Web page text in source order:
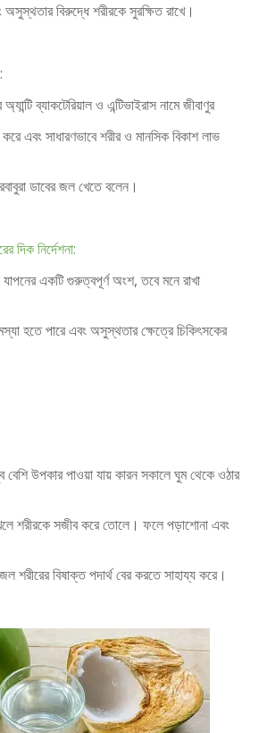
বিরুদ্ধে শরীরকে সুরক্ষিত রাখে।
ব্যাকটেরিয়াল ও এন্টিভাইরাস নামে জীবাণুর
এবং সাধারণভাবে শরীর ও মানসিক বিকাশ লাভ
ডাবের জল খেতে বলেন।
দিক নির্দেশনা:
যাপনের একটি গুরুত্বপূর্ণ অংশ, তবে মনে রাখা
হতে পারে এবং অসুস্থতার ক্ষেত্রে চিকিৎসকের
উপকার পাওয়া যায় কারন সকালে ঘুম থেকে ওঠার
শরীরকে সজীব করে তোলে। ফলে পড়াশোনা এবং
শরীরের বিষাক্ত পদার্থ বের করতে সাহায্য করে।